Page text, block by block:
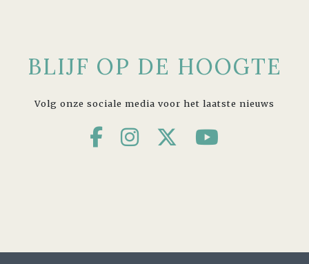
BLIJF OP DE HOOGTE
Volg onze sociale media voor het laatste nieuws